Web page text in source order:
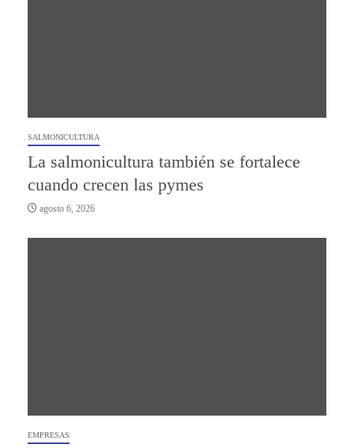
SALMONICULTURA
La salmonicultura también se fortalece
cuando crecen las pymes
agosto 6, 2026
EMPRESAS